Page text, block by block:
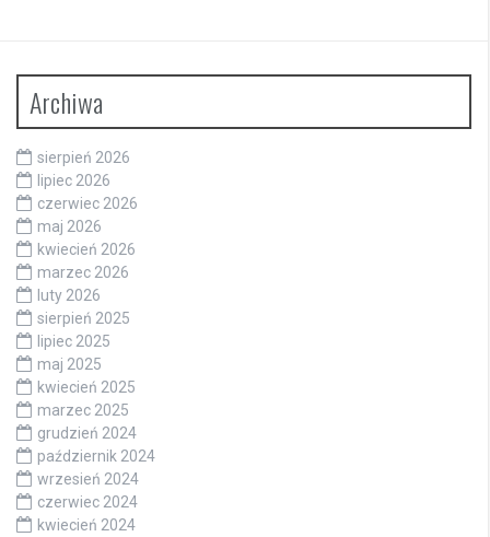
Archiwa
sierpień 2026
lipiec 2026
czerwiec 2026
maj 2026
kwiecień 2026
marzec 2026
luty 2026
sierpień 2025
lipiec 2025
maj 2025
kwiecień 2025
marzec 2025
grudzień 2024
październik 2024
wrzesień 2024
czerwiec 2024
kwiecień 2024